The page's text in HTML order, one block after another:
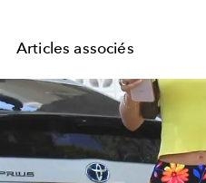
Articles associés